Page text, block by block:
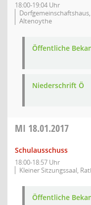
18:00-19:04 Uhr
Altenoythe
Öffentliche
Niederschrift Ö
MI 18.01.2017
Schulausschuss
18:00-18:57 Uhr
Kleiner Sitzungssaal,
Öffentliche